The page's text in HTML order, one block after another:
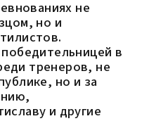
не
но и
в
тренеров, не
но и за
и другие